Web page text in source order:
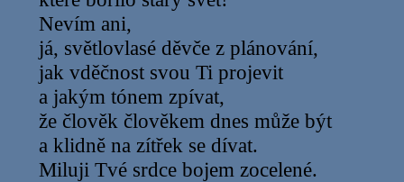
Nevím ani,
já, světlovlasé děvče z plánování,
jak vděčnost svou Ti projevit
a jakým tónem zpívat,
že člověk člověkem dnes může být
a klidně na zítřek se dívat.
Miluji Tvé srdce bojem zocelené.